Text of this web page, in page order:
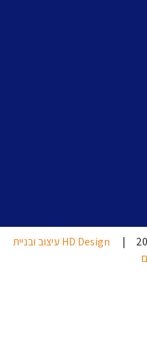
HD Design עיצוב ובניית